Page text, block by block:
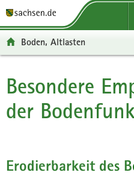
t
ü
b
e
r
e
t
n
a
v
a
t
p
n
h
a
t
-
B
e
i
c
Boden, Altlasten
Hauptinhalt
Besondere
der
Erodierbarkeit des